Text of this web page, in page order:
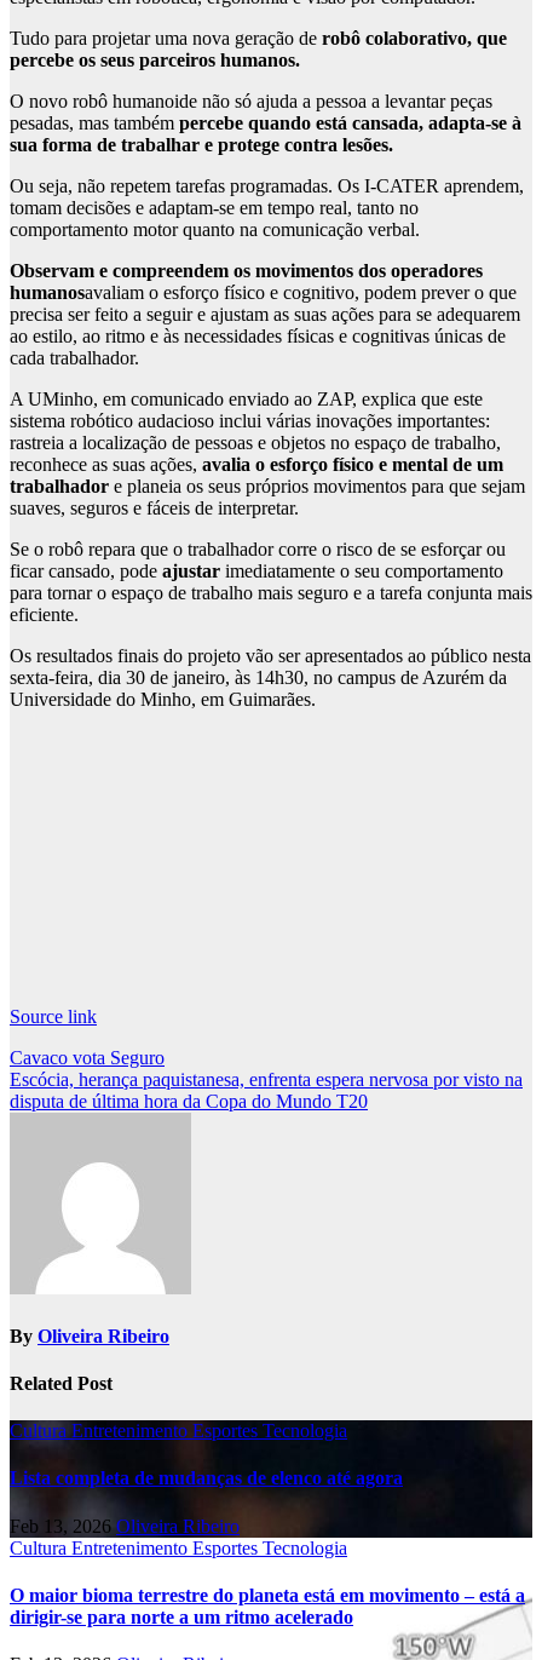
Tudo para projetar uma nova geração de robô colaborativo, que
percebe os seus parceiros humanos.
O novo robô humanoide não só ajuda a pessoa a levantar peças
pesadas, mas também percebe quando está cansada, adapta-se à
sua forma de trabalhar e protege contra lesões.
Ou seja, não repetem tarefas programadas. Os I-CATER aprendem,
tomam decisões e adaptam-se em tempo real, tanto no
comportamento motor quanto na comunicação verbal.
Observam e compreendem os movimentos dos operadores
humanosavaliam o esforço físico e cognitivo, podem prever o que
precisa ser feito a seguir e ajustam as suas ações para se adequarem
ao estilo, ao ritmo e às necessidades físicas e cognitivas únicas de
cada trabalhador.
A UMinho, em comunicado enviado ao ZAP, explica que este
sistema robótico audacioso inclui várias inovações importantes:
rastreia a localização de pessoas e objetos no espaço de trabalho,
reconhece as suas ações, avalia o esforço físico e mental de um
trabalhador e planeia os seus próprios movimentos para que sejam
suaves, seguros e fáceis de interpretar.
Se o robô repara que o trabalhador corre o risco de se esforçar ou
ficar cansado, pode ajustar imediatamente o seu comportamento
para tornar o espaço de trabalho mais seguro e a tarefa conjunta mais
eficiente.
Os resultados finais do projeto vão ser apresentados ao público nesta
sexta-feira, dia 30 de janeiro, às 14h30, no campus de Azurém da
Universidade do Minho, em Guimarães.
Source link
Post
navigation
Cavaco vota Seguro
Escócia, herança paquistanesa, enfrenta espera nervosa por visto na
disputa de última hora da Copa do Mundo T20
By Oliveira Ribeiro
Related Post
Cultura Entretenimento Esportes Tecnologia
Lista completa de mudanças de elenco até agora
Feb 13, 2026 Oliveira Ribeiro
Cultura Entretenimento Esportes Tecnologia
O maior bioma terrestre do planeta está em movimento – está a
dirigir-se para norte a um ritmo acelerado